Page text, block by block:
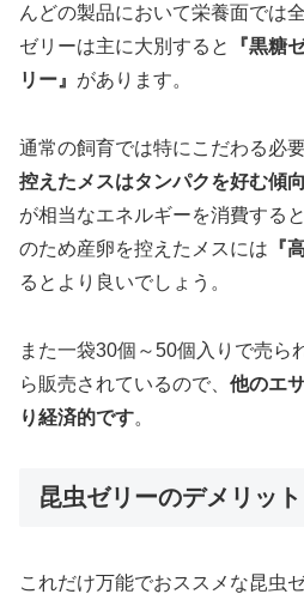
んどの製品において栄養面では
ゼリーは主に大別すると
『黒糖
リー』 があります。
通常の飼育では特にこだわる必
控えたメスはタンパクを好む傾
が相当なエネルギーを消費する
のため産卵を控えたメスには 『
るとより良いでしょう。
また一袋30個～50個入りで売ら
ら販売されているので、 他のエ
り経済的です。
昆虫ゼリーのデメリット
これだけ万能でおススメな昆虫